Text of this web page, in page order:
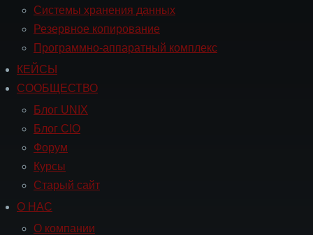
Системы хранения данных
Резервное копирование
Программно-аппаратный комплекс
Навигация
СООБЩЕСТВО
КЕЙСЫ
СООБЩЕСТВО
Блог UNIX
Блог CIO
Форум
Курсы
Старый сайт
Навигация
О НАС
О компании